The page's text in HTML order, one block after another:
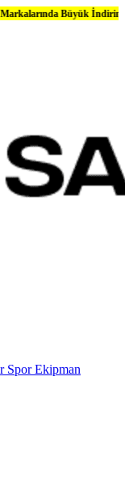
Büyük İndirimler
Spor Ekipman